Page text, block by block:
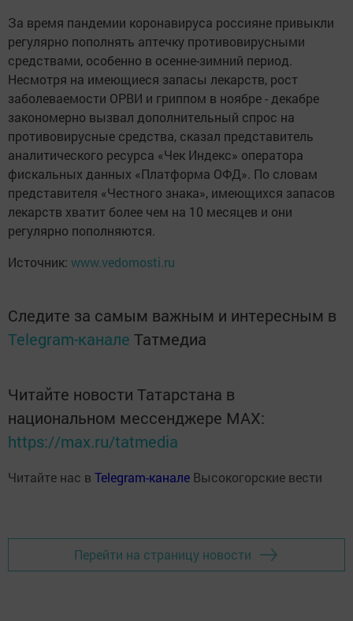
За время пандемии коронавируса россияне привыкли
регулярно пополнять аптечку противовирусными
средствами, особенно в осенне-зимний период.
Несмотря на имеющиеся запасы лекарств, рост
заболеваемости ОРВИ и гриппом в ноябре - декабре
закономерно вызвал дополнительный спрос на
противовирусные средства, сказал представитель
аналитического ресурса «Чек Индекс» оператора
фискальных данных «Платформа ОФД». По словам
представителя «Честного знака», имеющихся запасов
лекарств хватит более чем на 10 месяцев и они
регулярно пополняются.
Источник: www.vedomosti.ru
Следите за самым важным и интересным в
Telegram-канале Татмедиа
Читайте новости Татарстана в
национальном мессенджере MАХ:
https://max.ru/tatmedia
Читайте нас в Telegram-канале Высокогорские вести
Перейти на страницу новости